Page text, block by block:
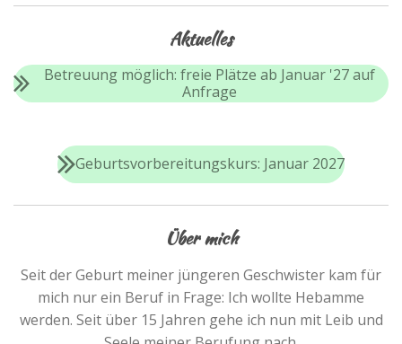
Aktuelles
Betreuung möglich: freie Plätze ab Januar '27 auf
Anfrage
Geburtsvorbereitungskurs: Januar 2027
Über mich
Seit der Geburt meiner jüngeren Geschwister kam für
mich nur ein Beruf in Frage: Ich wollte Hebamme
werden. Seit über 15 Jahren gehe ich nun mit Leib und